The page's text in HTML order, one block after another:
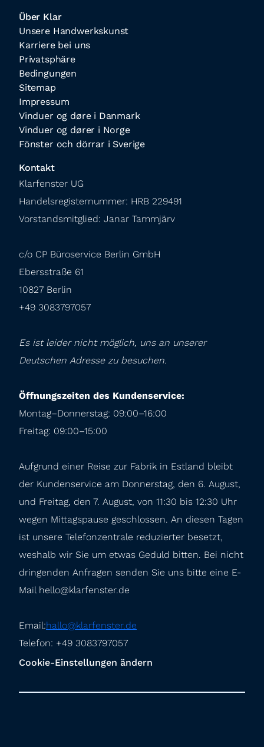
Über Klar
Unsere Handwerkskunst
Karriere bei uns
Privatsphäre
Bedingungen
Sitemap
Impressum
Vinduer og døre i Danmark
Vinduer og dører i Norge
Fönster och dörrar i Sverige
Kontakt
Klarfenster UG
Handelsregisternummer: HRB 229491
Vorstandsmitglied: Janar Tammjärv
c/o CP Büroservice Berlin GmbH
Ebersstraße 61
10827 Berlin
+49 3083797057
Es ist leider nicht möglich, uns an unserer
Deutschen Adresse zu besuchen.
Öffnungszeiten des Kundenservice:
Montag–Donnerstag: 09:00–16:00
Freitag: 09:00–15:00
Aufgrund einer Reise zur Fabrik in Estland bleibt
der Kundenservice am Donnerstag, den 6. August,
und Freitag, den 7. August, von 11:30 bis 12:30 Uhr
wegen Mittagspause geschlossen. An diesen Tagen
ist unsere Telefonzentrale reduzierter besetzt,
weshalb wir Sie um etwas Geduld bitten. Bei nicht
dringenden Anfragen senden Sie uns bitte eine E-
Mail hello@klarfenster.de
Email:hallo@klarfenster.de
Telefon: +49 3083797057
Cookie-Einstellungen ändern